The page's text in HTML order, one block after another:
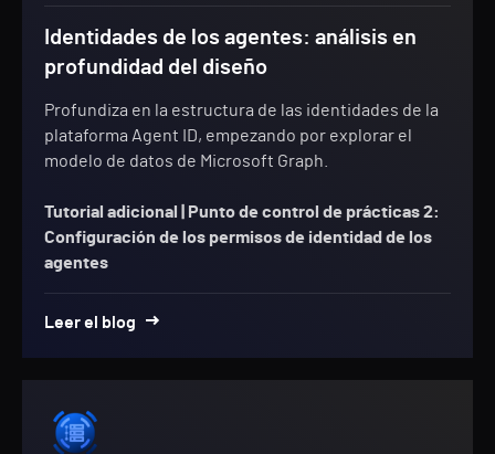
Identidades de los agentes: análisis en
profundidad del diseño
Profundiza en la estructura de las identidades de la
plataforma Agent ID, empezando por explorar el
modelo de datos de Microsoft Graph.
Tutorial adicional |
Punto de control de prácticas 2:
Configuración de los permisos de identidad de los
agentes
Leer el blog